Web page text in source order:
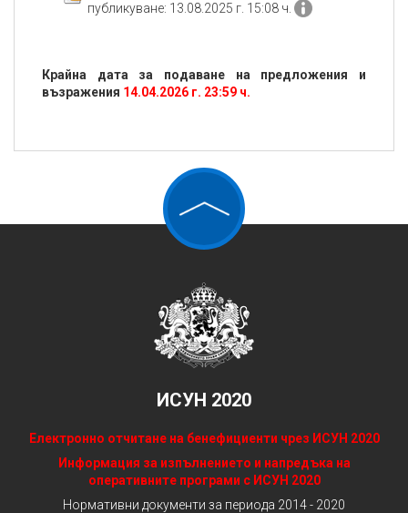
публикуване: 13.08.2025 г. 15:08 ч.
Крайна дата за подаване на предложения и
възражения 14.04.2026 г. 23:59 ч.
ИСУН 2020
Електронно отчитане на бенефициенти чрез ИСУН 2020
Информация за изпълнението и напредъка на
оперативните програми с ИСУН 2020
Нормативни документи за периода 2014 - 2020